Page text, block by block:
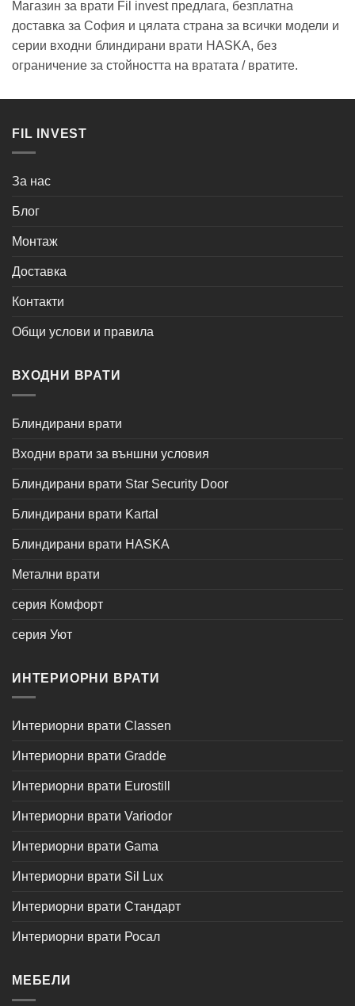
Магазин за врати Fil invest предлага, безплатна
доставка за София и цялата страна за всички модели и
серии входни блиндирани врати HASKA, без
ограничение за стойността на вратата / вратите.
FIL INVEST
За нас
Блог
Монтаж
Доставка
Контакти
Общи услови и правила
ВХОДНИ ВРАТИ
Блиндирани врати
Входни врати за външни условия
Блиндирани врати Star Security Door
Блиндирани врати Kartal
Блиндирани врати HASKA
Метални врати
серия Комфорт
серия Уют
ИНТЕРИОРНИ ВРАТИ
Интериорни врати Classen
Интериорни врати Gradde
Интериорни врати Eurostill
Интериорни врати Variodor
Интериорни врати Gama
Интериорни врати Sil Lux
Интериорни врати Стандарт
Интериорни врати Росал
МЕБЕЛИ